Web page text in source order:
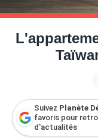
Revue De Week End
Suivez Planète
favoris pour
d'actualités